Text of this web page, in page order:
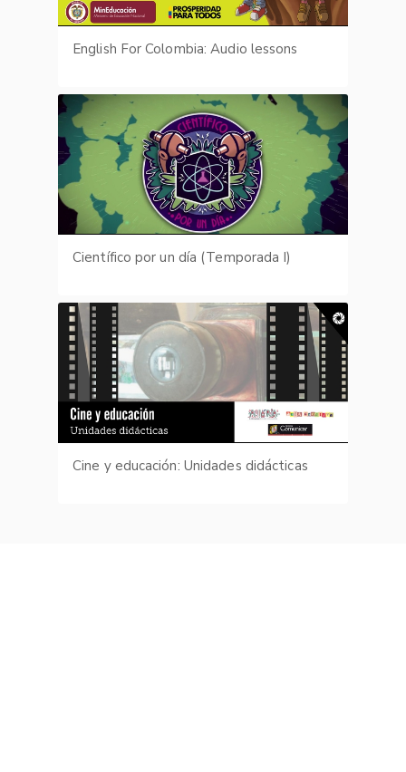
English For Colombia: Audio lessons
Científico por un día (Temporada I)
Cine y educación: Unidades didácticas